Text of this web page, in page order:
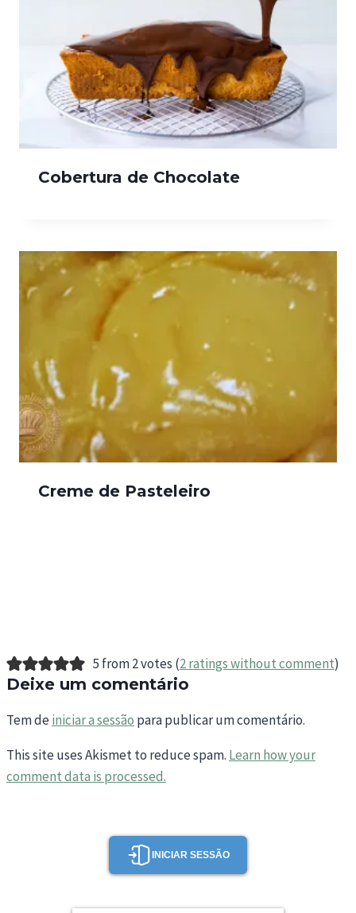
Cobertura de Chocolate
Creme de Pasteleiro
5 from 2 votes (2 ratings without comment)
Deixe um comentário
Tem deiniciar a sessão para publicar um comentário.
This site uses Akismet to reduce spam. Learn how your
comment data is processed.
INICIAR SESSÃO